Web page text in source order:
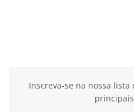
Inscreva-se na nossa